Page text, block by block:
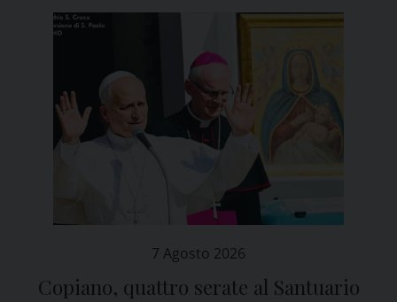
7 Agosto 2026
Copiano, quattro serate al Santuario